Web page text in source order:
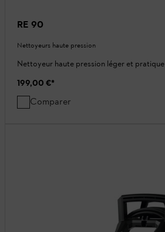
RE 90
Nettoyeurs haute pression
Nettoyeur haute pression léger et pratique
199,00 €*
Comparer